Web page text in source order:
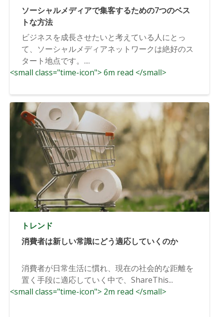
ソーシャルメディアで集客するための7つのベス
トな方法
ビジネスを成長させたいと考えている人にとっ
て、ソーシャルメディアネットワークは絶好のス
タート地点です。....
<small class="time-icon"> 6m read </small>
トレンド
消費者は新しい常識にどう適応していくのか
消費者が日常生活に慣れ、現在の社会的な距離を
置く手段に適応していく中で、ShareThis...
<small class="time-icon"> 2m read </small>